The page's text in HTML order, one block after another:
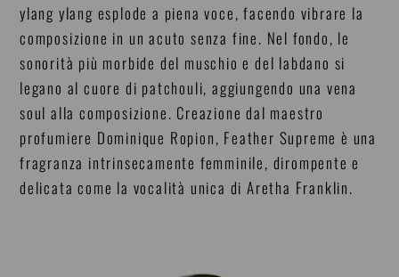
ylang ylang esplode a piena voce, facendo vibrare la
composizione in un acuto senza fine. Nel fondo, le
sonorità più morbide del muschio e del labdano si
legano al cuore di patchouli, aggiungendo una vena
soul alla composizione. Creazione dal maestro
profumiere Dominique Ropion, Feather Supreme è una
fragranza intrinsecamente femminile, dirompente e
delicata come la vocalità unica di Aretha Franklin.